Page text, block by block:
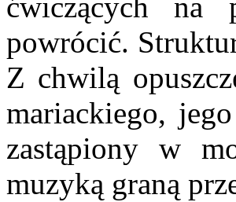
ćwiczących na
powrócić.
Z chwilą
mariackiego,
zastąpiony w
muzyką graną